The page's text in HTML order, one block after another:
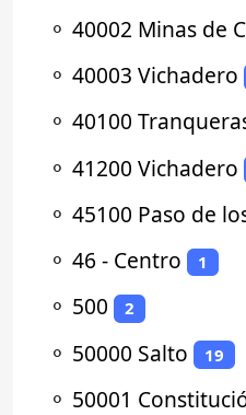
⚬ 40002 Minas de
⚬ 40003 Vichadero
⚬ 40100
⚬ 41200 Vichadero
⚬ 45100 Paso de
⚬ 46 - Centro 1
⚬ 500 2
⚬ 50000 Salto 19
⚬ 50001